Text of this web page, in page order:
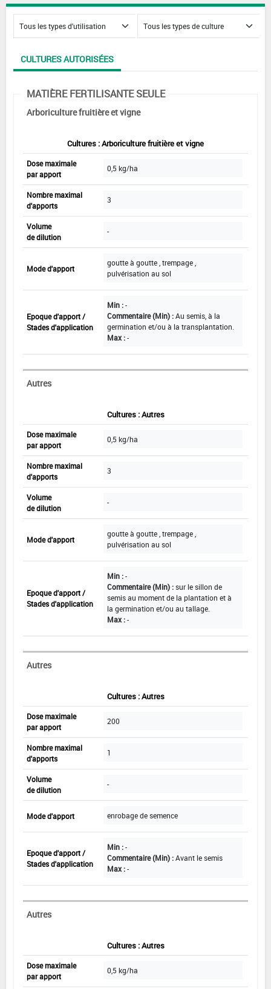
CULTURES AUTORISÉES
MATIÈRE FERTILISANTE SEULE
Arboriculture fruitière et vigne
Cultures : Arboriculture fruitière et vigne
Dose maximale
par apport
0,5 kg/ha
Nombre maximal
d'apports
3
Volume
de dilution
-
Mode d'apport
goutte à goutte , trempage ,
pulvérisation au sol
Epoque d'apport /
Stades d'application
Min :-
Commentaire (Min) :Au semis, à la
germination et/ou à la transplantation.
Max :-
Autres
Cultures : Autres
Dose maximale
par apport
0,5 kg/ha
Nombre maximal
d'apports
3
Volume
de dilution
-
Mode d'apport
goutte à goutte , trempage ,
pulvérisation au sol
Epoque d'apport /
Stades d'application
Min :-
Commentaire (Min) :sur le sillon de
semis au moment de la plantation et à
la germination et/ou au tallage.
Max :-
Autres
Cultures : Autres
Dose maximale
par apport
200
Nombre maximal
d'apports
1
Volume
de dilution
-
Mode d'apport enrobage de semence
Epoque d'apport /
Stades d'application
Min :-
Commentaire (Min) :Avant le semis
Max :-
Autres
Cultures : Autres
Dose maximale
par apport
0,5 kg/ha